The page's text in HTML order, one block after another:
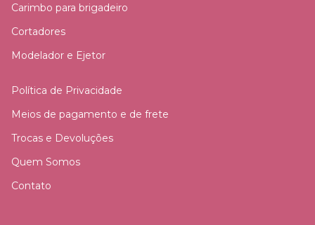
Carimbo para brigadeiro
Cortadores
Modelador e Ejetor
Política de Privacidade
Meios de pagamento e de frete
Trocas e Devoluções
Quem Somos
Contato